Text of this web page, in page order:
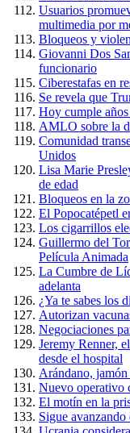
Usuarios
multimedia por
Bloqueos y
Giovanni Dos
funcionario
Ciberestafas en
Se revela que
Hoy cumple
AMLO sobre la
Comunidad
Unidos
Lisa Marie
de edad
Bloqueos en la
El Popocatépetl
Los cigarrillos
Guillermo del
Película Animada
La Cumbre de
adelanta
¿Ya te sabes los
Autorizan
Negociaciones
Jeremy Renner,
desde el hospital
Arándano, jamón
Nuevo operativo
El motín en la
Sigue